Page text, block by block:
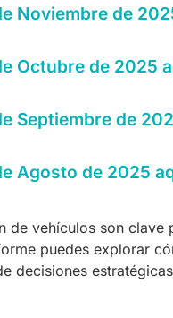
Noviembre de
Octubre de 2025
Septiembre de
Agosto de 2025
de vehículos son
puedes explorar
decisiones